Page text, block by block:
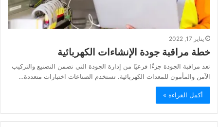
يناير 17, 2022
خطة مراقبة جودة الإنشاءات الكهربائية
تعد مراقبة الجودة جزءًا فرعيًا من إدارة الجودة التي تضمن التصنيع والتركيب
الآمن والمأمون للمعدات الكهربائية. تستخدم الصناعات اختبارات متعددة…
أكمل القراءة »